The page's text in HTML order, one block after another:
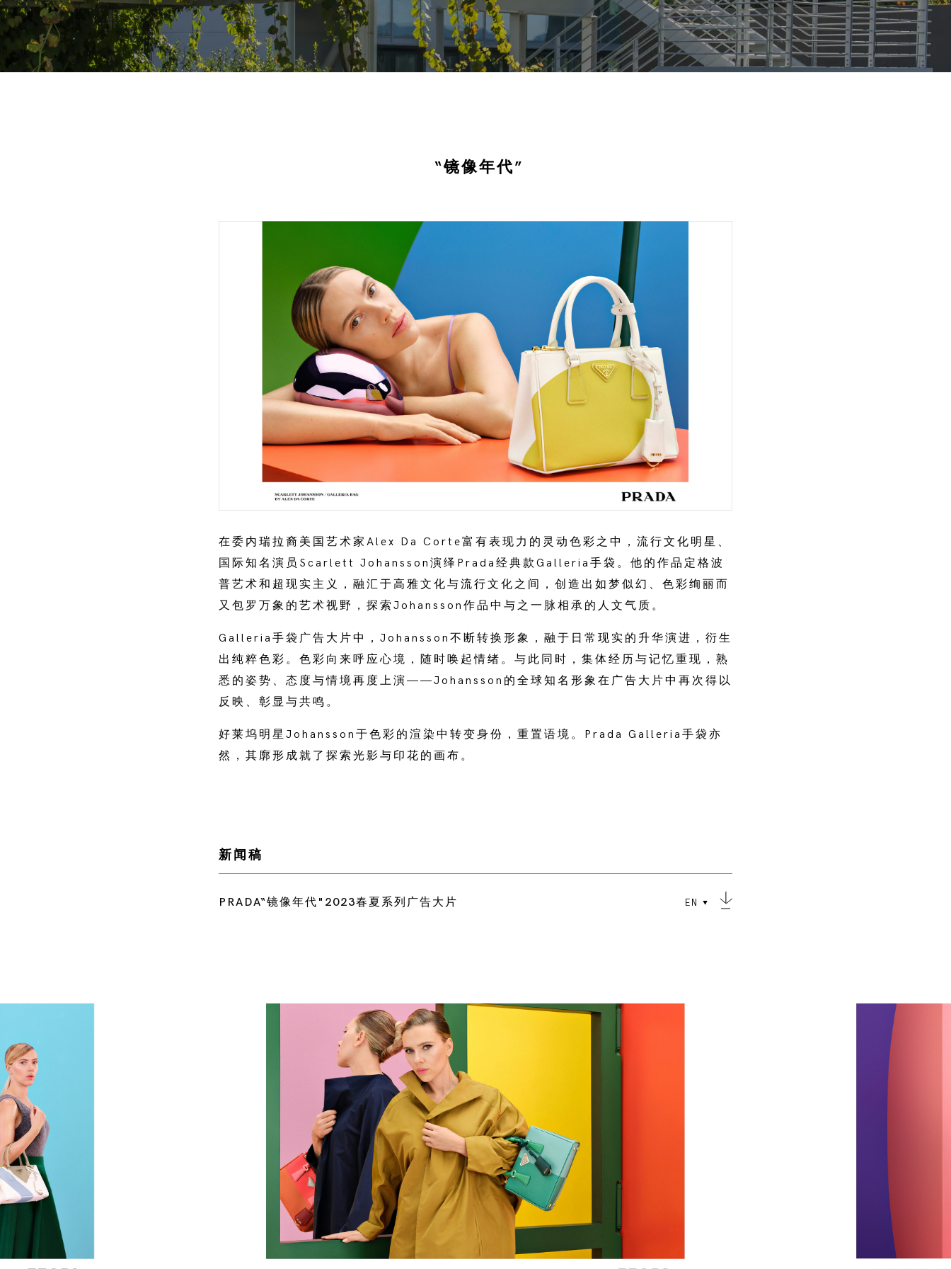
“镜像年代”
在委内瑞拉裔美国艺术家Alex Da Corte富有表现力的灵动色彩之中，流行文化明星、
国际知名演员Scarlett Johansson演绎Prada经典款Galleria手袋。他的作品定格波
普艺术和超现实主义，融汇于高雅文化与流行文化之间，创造出如梦似幻、色彩绚丽而
又包罗万象的艺术视野，探索Johansson作品中与之一脉相承的人文气质。
Galleria手袋广告大片中，Johansson不断转换形象，融于日常现实的升华演进，衍生
出纯粹色彩。色彩向来呼应心境，随时唤起情绪。与此同时，集体经历与记忆重现，熟
悉的姿势、态度与情境再度上演——Johansson的全球知名形象在广告大片中再次得以
反映、彰显与共鸣。
好莱坞明星Johansson于色彩的渲染中转变身份，重置语境。Prada Galleria手袋亦
然，其廓形成就了探索光影与印花的画布。
新闻稿
PRADA“镜像年代"2023春夏系列广告大片 EN